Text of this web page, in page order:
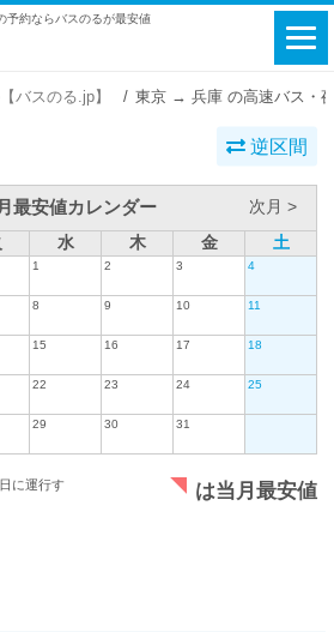
予約ならバスのるが最安値
バスのる.jp】 東京 → 兵庫 の高速バス・
逆区間
最安値カレンダー
次月 >
水 木 金 土
1 2 3 4
8 9 10 11
15 16 17 18
22 23 24 25
29 30 31
に運行す
は当月最安値